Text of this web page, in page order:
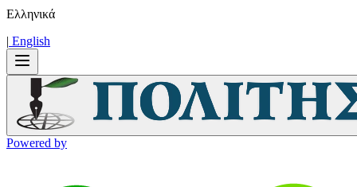
Ελληνικά
| Εnglish
Powered by